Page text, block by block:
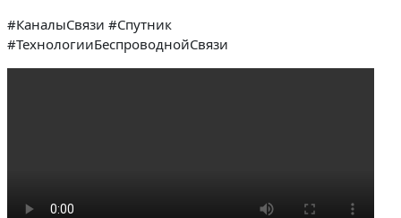
#КаналыСвязи #Спутник
#ТехнологииБеспроводнойСвязи